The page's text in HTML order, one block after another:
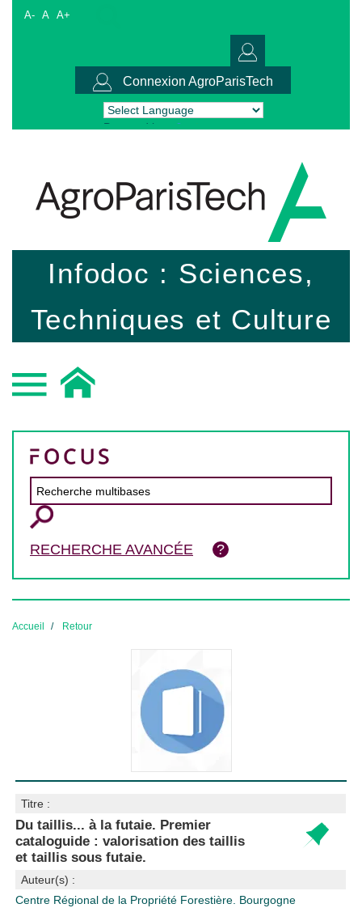
A- A A+
Connexion AgroParisTech
Powered by Translate
Infodoc : Sciences,
Techniques et Culture
RECHERCHE AVANCÉE
Accueil Retour
Titre :
Du taillis... à la futaie. Premier
cataloguide : valorisation des taillis
et taillis sous futaie.
Auteur(s) :
Centre Régional de la Propriété Forestière. Bourgogne